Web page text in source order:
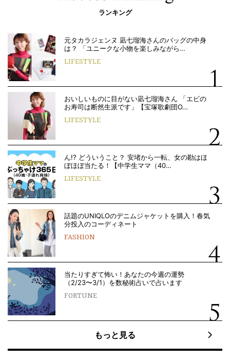
ランキング
元タカラジェンヌ 凪七瑠海さんのバッグの中身
は？ 「ユニークな小物を楽しみながら…
LIFESTYLE
おいしいものに目がない凪七瑠海さん 「エビの
お寿司は断然生派です」【宝塚歌劇団O…
LIFESTYLE
ん!? どういうこと？ 安堵から一転、女の勘はほ
ぼほぼ当たる！【中学生ママ（40…
LIFESTYLE
話題のUNIQLOのデニムジャケットを購入！春気
分投入のコーディネート
FASHION
当たりすぎて怖い！あなたの今週の運勢
（2/23〜3/1）を数秘術占いで占います
FORTUNE
もっと見る